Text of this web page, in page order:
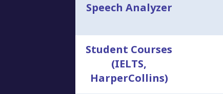
Speech Analyzer
Student Courses
(IELTS,
HarperCollins)